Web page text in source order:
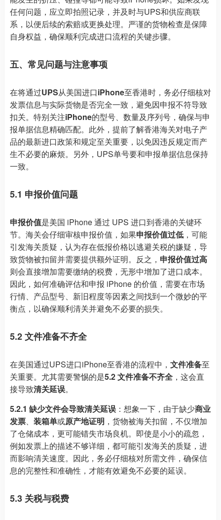
任何问题，应立即拍照记录，并及时与UPS和供应商联
系，以便后续的索赔或更换处理。严谨的货物检查是保障
自身权益，确保顺利完成进口流程的关键步骤。
五、常见问题与注意事项
在将通过UPS从美国进口iPhone至香港时，务必仔细核对
发票信息与实际货物是否完全一致，避免因申报不符导致
扣关。特别关注iPhone的型号、数量及序列号，确保与申
报单据信息精确匹配。此外，提前了解香港海关对电子产
品的最新进口政策和规定至关重要，以免因违反规定而产
生不必要的麻烦。另外，UPS单号要和申报单据信息保持
一致。
5.1 申报价值问题
申报价值是美国 iPhone 通过 UPS 进口到香港的关键环
节。海关会仔细审核申报价值，如果申报价值过低 ，可能
引发海关质疑，认为存在低报价格以逃避关税的嫌疑，导
致货物被扣留并需要提供额外证明。反之， 申报价值过高
则会直接增加需要缴纳的税费，无形中增加了进口成本。
因此，如何准确评估和申报 iPhone 的价值，需要在市场
行情、产品型号、新旧程度等因素之间找到一个微妙的平
衡点，以确保顺利清关并避免不必要的损失。
5.2 文件准备不齐全
在美国通过UPS进口iPhone至香港的流程中， 文件准备至
关重要。尤其需要警惕的是5.2 文件准备不齐全 ，这会直
接导致清关延误。
5.2.1 缺少文件会导致清关延误 ：想象一下，由于缺少商业
发票、 装箱单或原产地证明 ，货物被海关扣留，不仅增加
了仓储成本，更可能错失市场良机。即使是小小的疏忽，
例如发票上的描述不够详细，都可能引发海关的质疑，进
而影响清关速度。因此，务必仔细核对所需文件，确保信
息的完整性和准确性，才能有效避免不必要的延误。
5.3 关税与税费